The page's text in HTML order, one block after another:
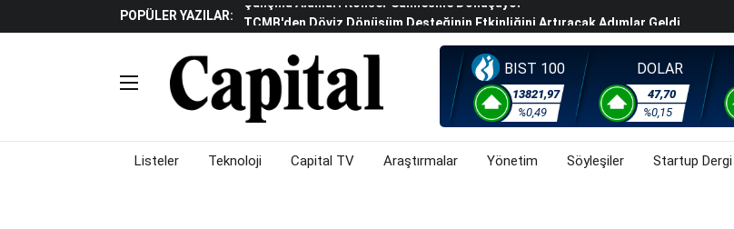
POPÜLER YAZILAR:
TCMB'den Döviz Dönüşüm Desteğinin Etkinliğini Artıracak Adımlar Geldi
Katılım Bankaları Yılın Ilk Yarısında 119,5 Milyar Liralık Sukuk Ihraç Etti
Küresel Piyasalarda Gelecek Hafta Gözler ABD'de Açıklanacak Tarım Dışı Istihdam
Verisine Çevrildi
Altınay Savunma Grubu C-Level Üst Yönetim Yapılanmasına Geçti
Çalışma Alanları Konser Sahnesine Dönüşüyor
BIST 100
13821,97
%0,49
DOLAR
47,70
%0,15
Listeler Teknoloji Capital TV Araştırmalar Yönetim Söyleşiler Startup Dergi